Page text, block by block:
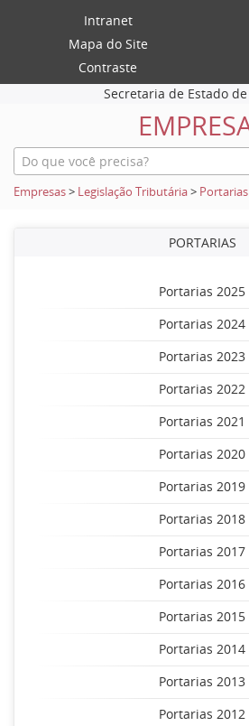
Intranet
Mapa do Site
Contraste
Secretaria de Estado
Empresas> Legislação Tributária> Portarias
PORTARIAS
Portarias 2025
Portarias 2024
Portarias 2023
Portarias 2022
Portarias 2021
Portarias 2020
Portarias 2019
Portarias 2018
Portarias 2017
Portarias 2016
Portarias 2015
Portarias 2014
Portarias 2013
Portarias 2012